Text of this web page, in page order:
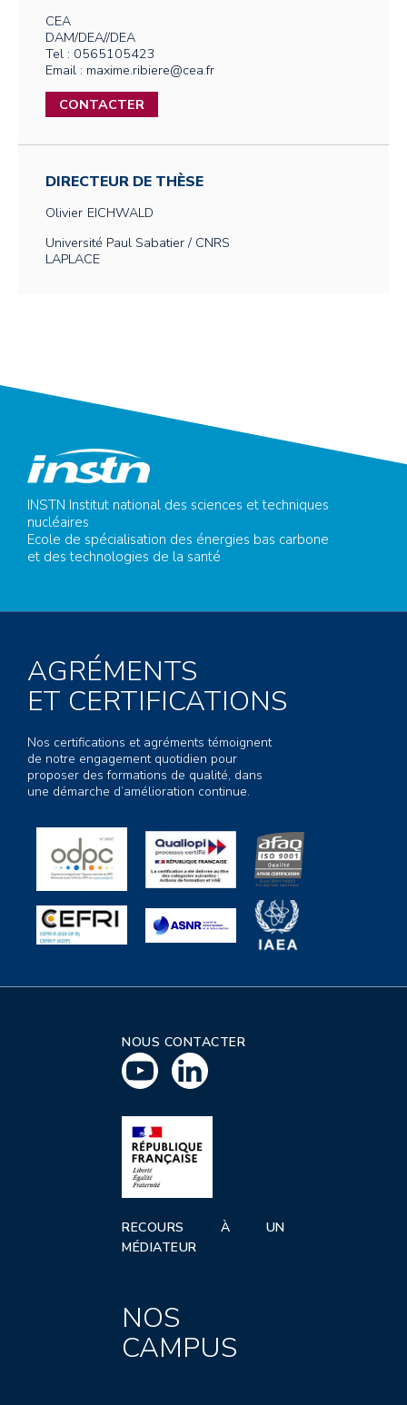
CEA
DAM/DEA//DEA
Tel : 0565105423
Email : maxime.ribiere@cea.fr
CONTACTER
DIRECTEUR DE THÈSE
Olivier EICHWALD
Université Paul Sabatier / CNRS
LAPLACE
INSTN Institut national des sciences et techniques
nucléaires
Ecole de spécialisation des énergies bas carbone
et des technologies de la santé
AGRÉMENTS
ET CERTIFICATIONS
Nos certifications et agréments témoignent
de notre engagement quotidien pour
proposer des formations de qualité, dans
une démarche d’amélioration continue.
NOUS CONTACTER
RECOURS À UN
MÉDIATEUR
NOS
CAMPUS